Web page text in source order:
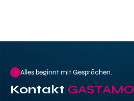
Alles beginnt mit Gesprächen.
Kontakt GASTAMO